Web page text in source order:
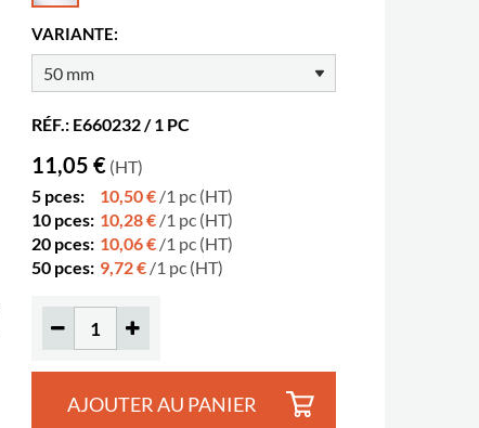
VARIANTE:
RÉF.: E660232 / 1 PC
11,05 € (HT)
5 pces:
10,50 € /1 pc (HT)
10 pces: 10,28 € /1 pc (HT)
20 pces: 10,06 € /1 pc (HT)
50 pces: 9,72 € /1 pc (HT)
AJOUTER AU PANIER